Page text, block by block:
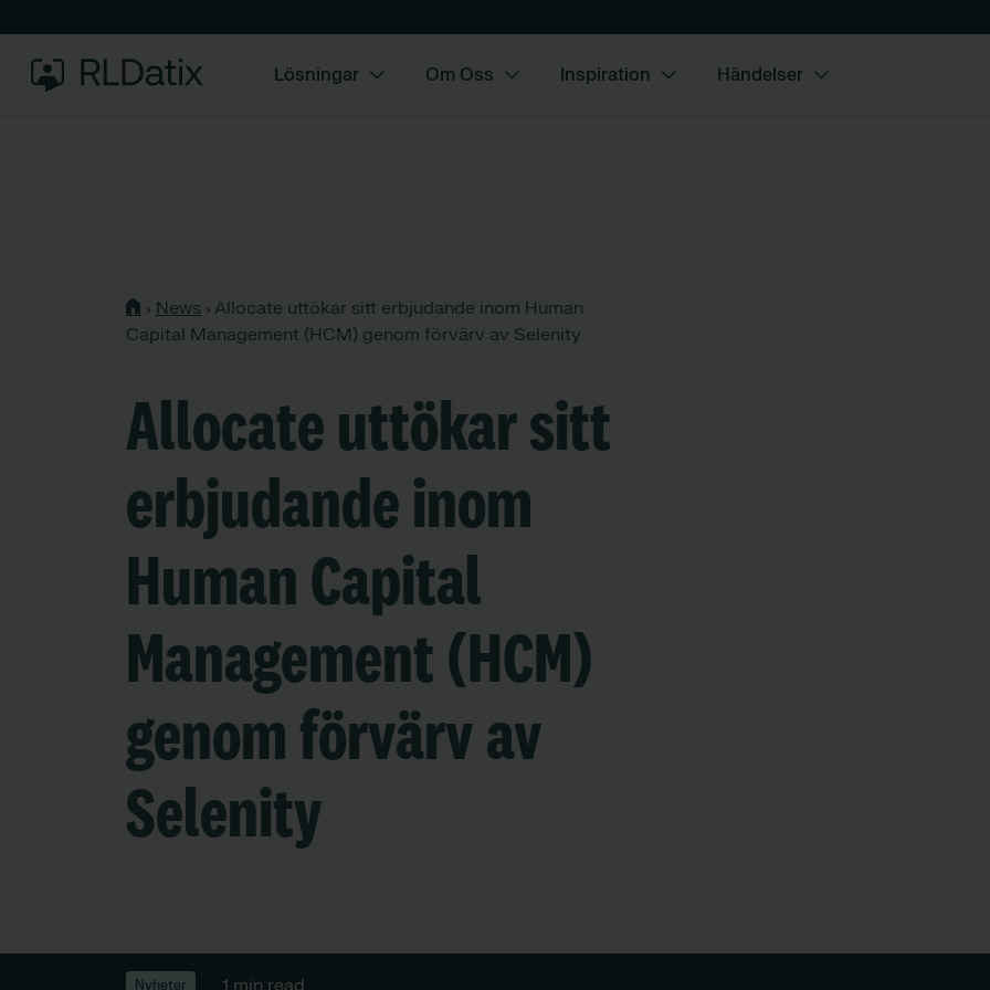
Lösningar​ Om Oss Inspiration Händelser
› News › Allocate uttökar sitt erbjudande inom Human
Capital Management (HCM) genom förvärv av Selenity
Allocate uttökar sitt
erbjudande inom
Human Capital
Management (HCM)
genom förvärv av
Selenity
Nyheter 1 min read